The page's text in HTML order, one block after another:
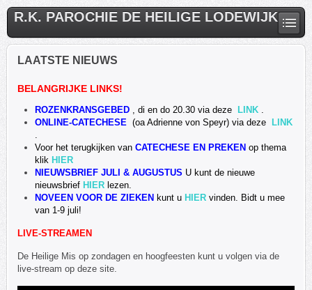
R.K. PAROCHIE DE HEILIGE LODEWIJK
LAATSTE NIEUWS
BELANGRIJKE LINKS!
ROZENKRANSGEBED , di en do 20.30 via deze LINK .
ONLINE-CATECHESE (oa Adrienne von Speyr) via deze
LINK
.
Voor het terugkijken van CATECHESE EN PREKEN op thema
klik HIER
NIEUWSBRIEF JULI & AUGUSTUS U kunt de nieuwe
nieuwsbrief HIER lezen.
NOVEEN VOOR DE ZIEKEN kunt u HIER vinden. Bidt u mee
van 1-9 juli!
LIVE-STREAMEN
De Heilige Mis op zondagen en hoogfeesten kunt u volgen via de
live-stream op deze site.